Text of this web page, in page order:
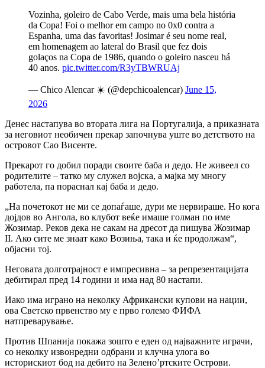
Vozinha, goleiro de Cabo Verde, mais uma bela história
da Copa! Foi o melhor em campo no 0x0 contra a
Espanha, uma das favoritas! Josimar é seu nome real,
em homenagem ao lateral do Brasil que fez dois
golaços na Copa de 1986, quando o goleiro nasceu há
40 anos. pic.twitter.com/R3yTBWRUAj
— Chico Alencar ☀️ (@depchicoalencar) June 15,
2026
Денес настапува во втората лига на Португалија, а приказната
за неговиот необичен прекар започнува уште во детството на
островот Сао Висенте.
Прекарот го добил поради своите баба и дедо. Не живеел со
родителите – татко му служел војска, а мајка му многу
работела, па пораснал кај баба и дедо.
„На почетокот не ми се допаѓаше, дури ме нервираше. Но кога
дојдов во Ангола, во клубот веќе имаше голман по име
Жозимар. Реков дека не сакам на дресот да пишува Жозимар
II. Ако сите ме знаат како Возиња, така и ќе продолжам“,
објасни тој.
Неговата долготрајност е импресивна – за репрезентацијата
дебитирал пред 14 години и има над 80 настапи.
Иако има играно на неколку Африкански купови на нации,
ова Светско првенство му е прво големо ФИФА
натпреварување.
Против Шпанија покажа зошто е еден од најважните играчи,
со неколку извонредни одбрани и клучна улога во
историскиот бод на дебито на Зелено’ртските Острови.